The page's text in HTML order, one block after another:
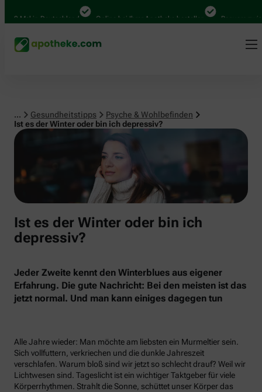
Mal in Deutschland Online bei Ihrer Apotheke bestellen Bequem
... Gesundheitstipps
Psyche & Wohlbefinden
Ist es der Winter oder bin ich depressiv?
Psyche & Wohlbefinden
Ist es der Winter oder bin ich
depressiv?
Jeder Zweite kennt den Winterblues aus eigener
Erfahrung. Die gute Nachricht: Bei den meisten ist das
jetzt normal. Und man kann einiges dagegen tun
Alle Jahre wieder: Man möchte am liebsten ein Murmeltier sein.
Sich vollfuttern, verkriechen und die dunkle Jahreszeit
verschlafen. Warum bloß sind wir jetzt so schlecht drauf? Weil wir
Lichtwesen sind. Tageslicht ist ein wichtiger Taktgeber für viele
Körperrhythmen. Strahlt die Sonne, schüttet unser Körper das